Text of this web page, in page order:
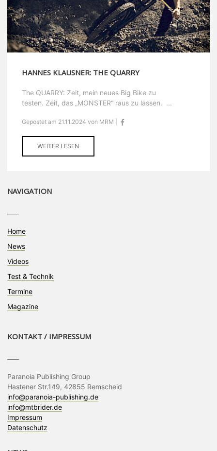
HANNES KLAUSNER: THE QUARRY
The QUARRY: Zeit, mein neues Big Bike zu
testen. Zeit, das „MONSTER“ raus zu lassen. ...
Gepostet am 21.11.2024 von MRM |
WEITER LESEN
NAVIGATION
Home
News
Videos
Test & Technik
Termine
Magazine
KONTAKT / IMPRESSUM
Paranoia Publishing Group
Hastener Str.149, 42855 Remscheid
info@paranoia-publishing.de
info@mtbrider.de
Impressum
Datenschutz